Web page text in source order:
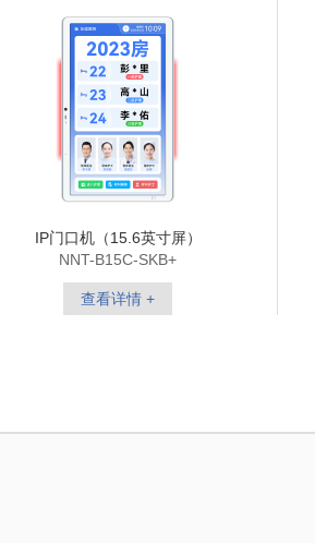
IP门口机（15.6英寸屏）
NNT-B15C-SKB+
查看详情 +